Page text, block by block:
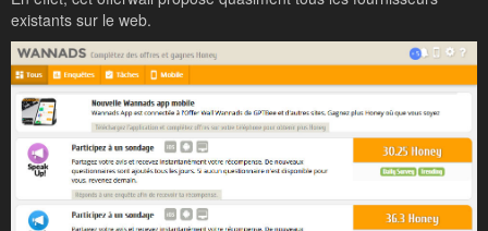
existants sur le web.